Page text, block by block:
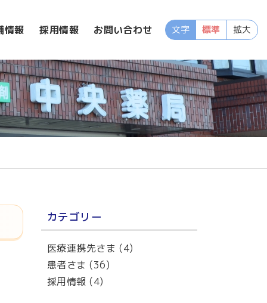
情報 採用情報 お問い合わせ 文字 標準 拡大
カテゴリー
医療連携先さま (4)
患者さま (36)
採用情報 (4)